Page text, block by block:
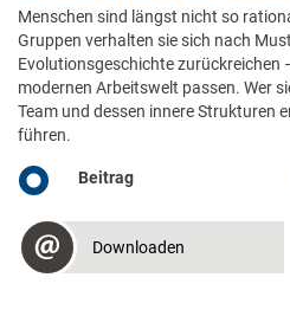
Menschen sind längst nicht so
Gruppen verhalten sie sich nach
Evolutionsgeschichte zurückreichen
modernen Arbeitswelt passen. Wer
Team und dessen innere Strukturen
führen.
Beitrag
Downloaden